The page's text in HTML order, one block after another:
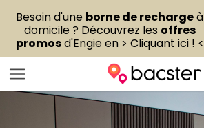
Besoin d'une borne de rechargeà
domicile ? Découvrez les offres
promosd'Engie en > Cliquant ici ! <